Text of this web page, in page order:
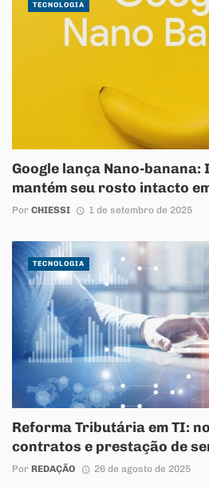
Google lança Nano-
mantém seu rosto intacto
Por CHIESSI 1 de setembro de 2025
TECNOLOGIA
Reforma Tributária em TI:
contratos e prestação de
Por REDAÇÃO 26 de agosto de 2025
TECNOLOGIA